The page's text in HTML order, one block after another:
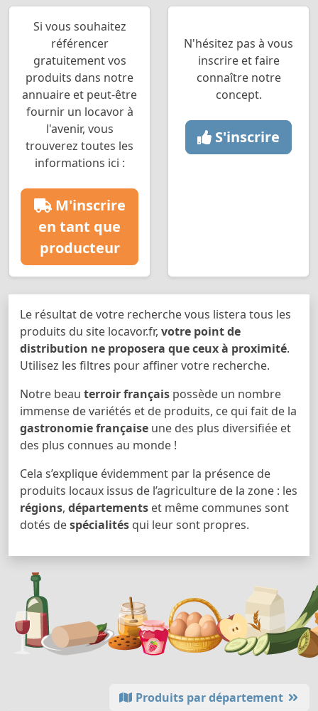
Si vous souhaitez
référencer
gratuitement vos
produits dans notre
annuaire et peut-être
fournir un locavor à
l'avenir, vous
trouverez toutes les
informations ici :
M'inscrire
en tant que
producteur
N'hésitez pas à vous
inscrire et faire
connaître notre
concept.
S'inscrire
Le résultat de votre recherche vous listera tous les
produits du site locavor.fr, votre point de
distribution ne proposera que ceux à proximité.
Utilisez les filtres pour affiner votre recherche.
Notre beau terroir français possède un nombre
immense de variétés et de produits, ce qui fait de la
gastronomie française une des plus diversifiée et
des plus connues au monde !
Cela s’explique évidemment par la présence de
produits locaux issus de l’agriculture de la zone : les
régions, départements et même communes sont
dotés despécialités qui leur sont propres.
Produits par département